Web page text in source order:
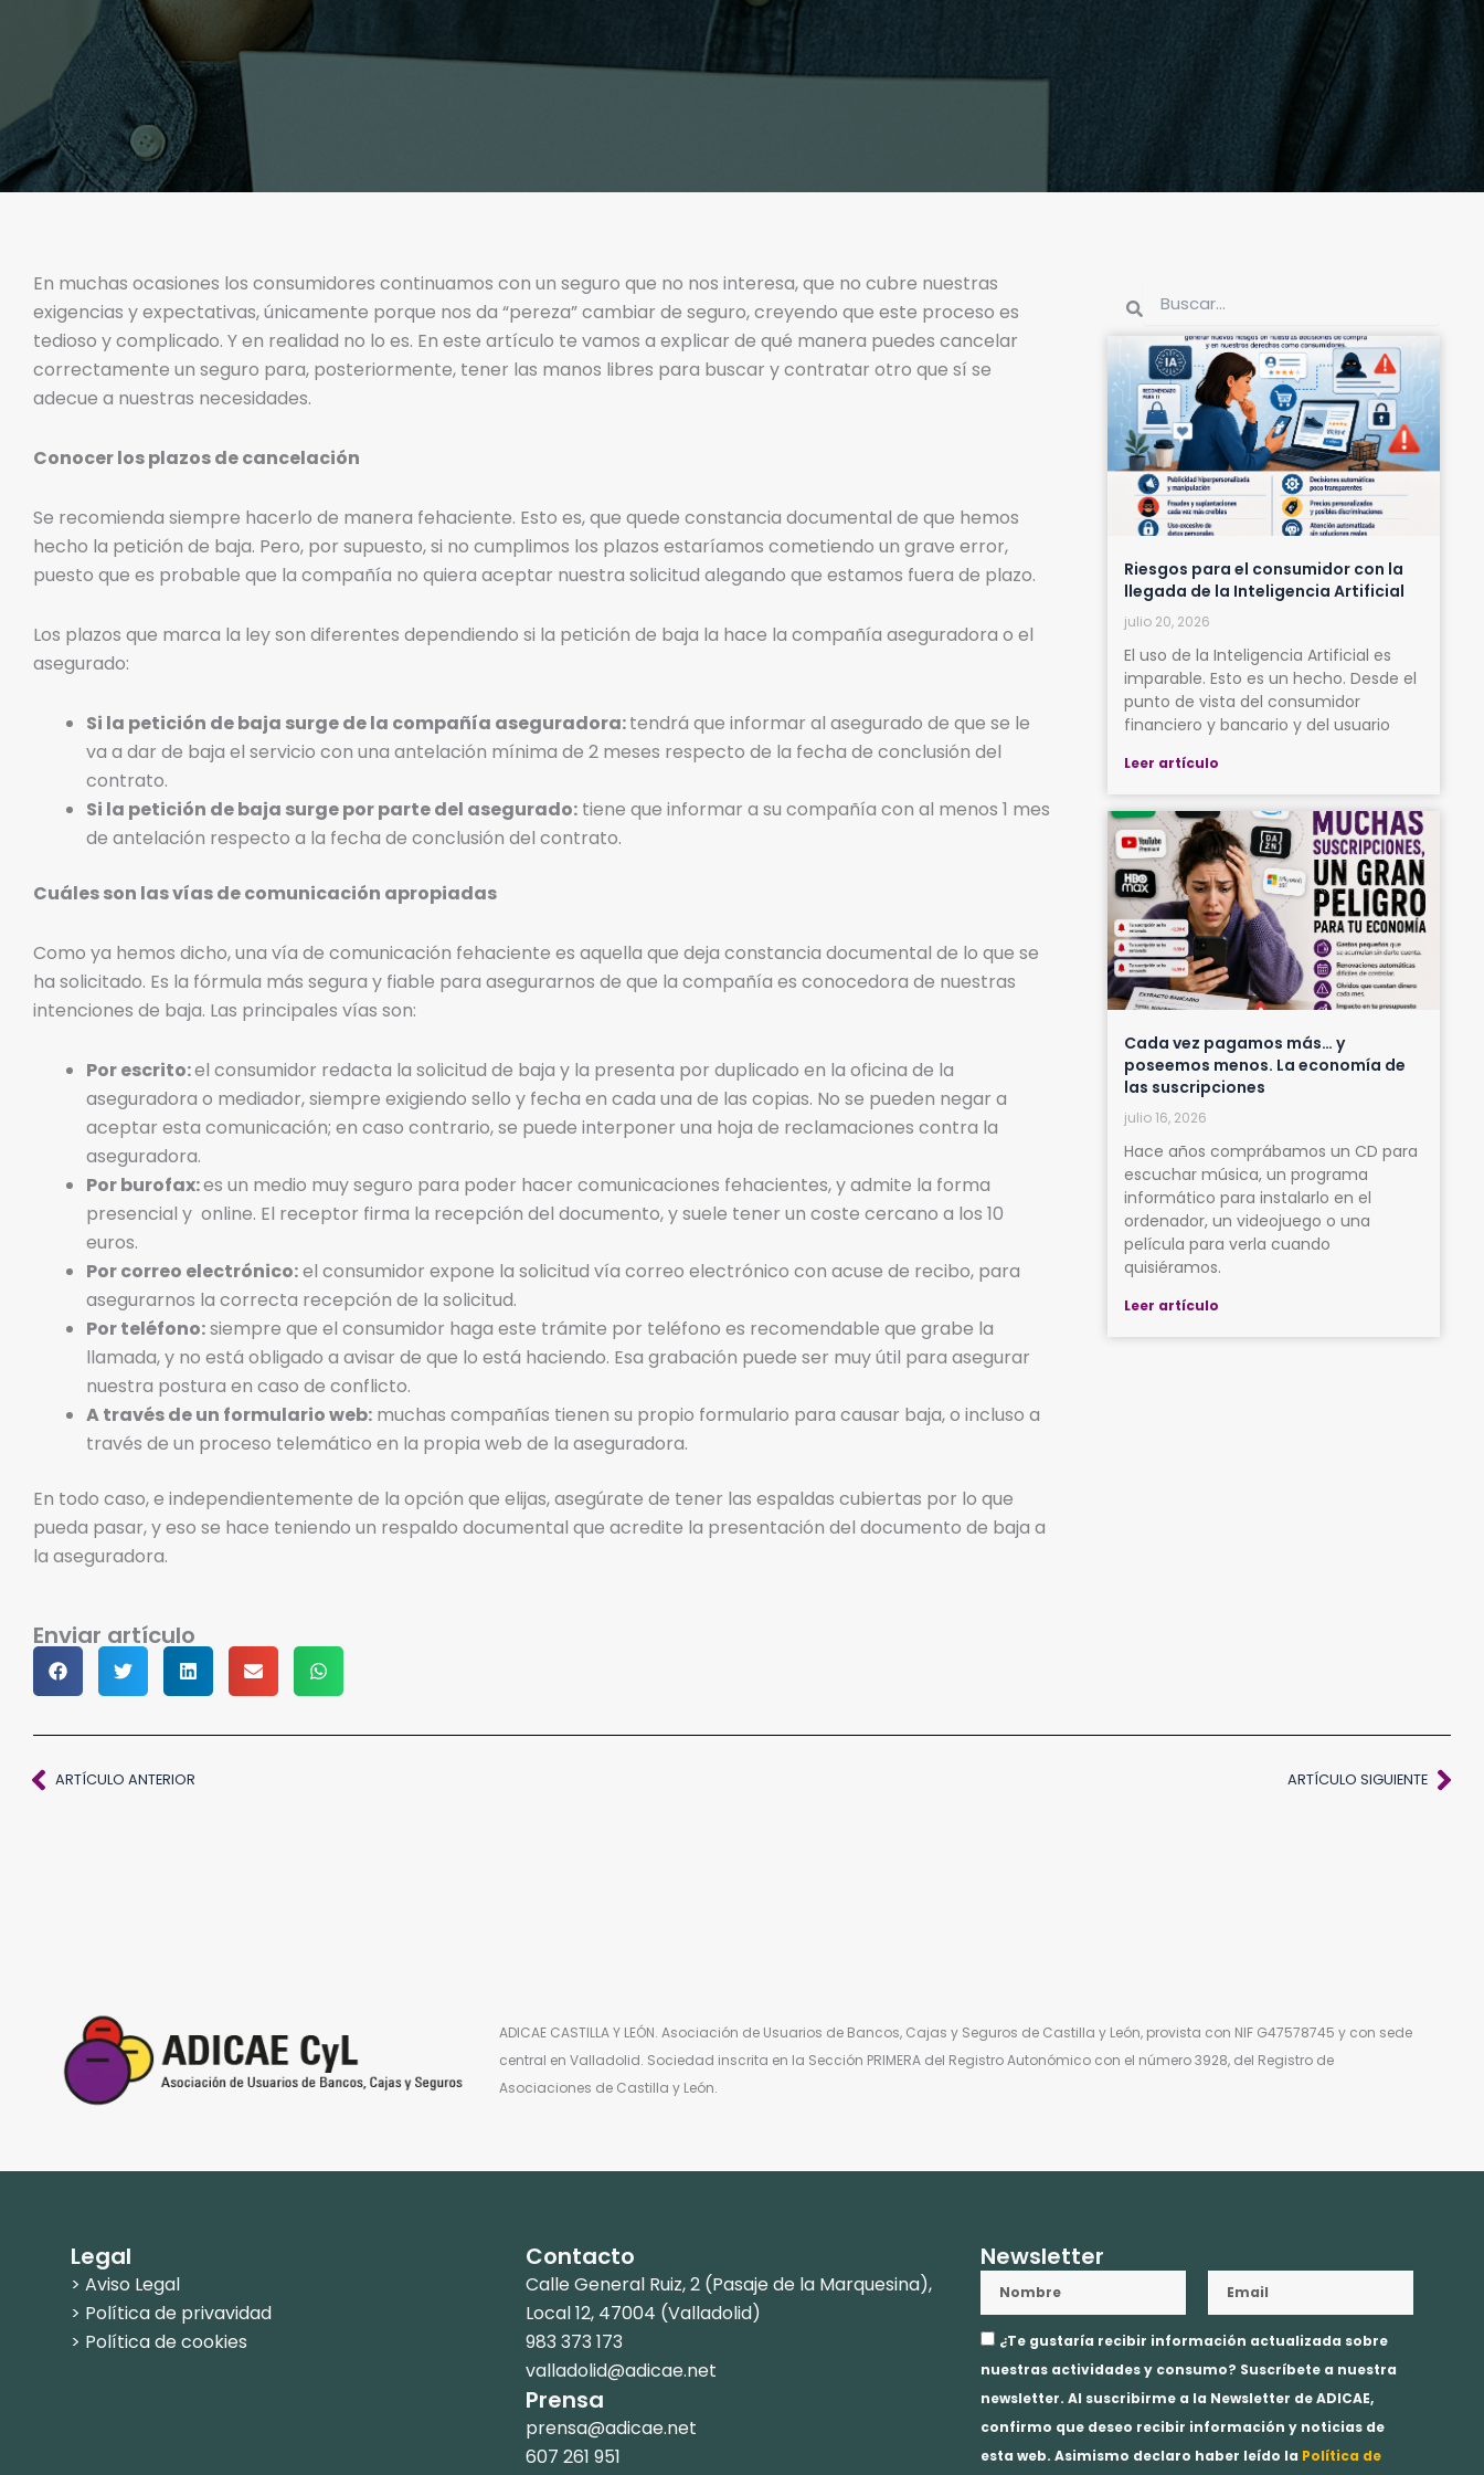
En muchas ocasiones los consumidores continuamos con un seguro que no nos interesa, que no cubre nuestras
exigencias y expectativas, únicamente porque nos da “pereza” cambiar de seguro, creyendo que este proceso es
tedioso y complicado. Y en realidad no lo es. En este artículo te vamos a explicar de qué manera puedes cancelar
correctamente un seguro para, posteriormente, tener las manos libres para buscar y contratar otro que sí se
adecue a nuestras necesidades.
Conocer los plazos de cancelación
Se recomienda siempre hacerlo de manera fehaciente. Esto es, que quede constancia documental de que hemos
hecho la petición de baja. Pero, por supuesto, si no cumplimos los plazos estaríamos cometiendo un grave error,
puesto que es probable que la compañía no quiera aceptar nuestra solicitud alegando que estamos fuera de plazo.
Los plazos que marca la ley son diferentes dependiendo si la petición de baja la hace la compañía aseguradora o el
asegurado:
Si la petición de baja surge de la compañía aseguradora:tendrá que informar al asegurado de que se le
va a dar de baja el servicio con una antelación mínima de 2 meses respecto de la fecha de conclusión del
contrato.
Si la petición de baja surge por parte del asegurado: tiene que informar a su compañía con al menos 1 mes
de antelación respecto a la fecha de conclusión del contrato.
Cuáles son las vías de comunicación apropiadas
Como ya hemos dicho, una vía de comunicación fehaciente es aquella que deja constancia documental de lo que se
ha solicitado. Es la fórmula más segura y fiable para asegurarnos de que la compañía es conocedora de nuestras
intenciones de baja. Las principales vías son:
Por escrito:el consumidor redacta la solicitud de baja y la presenta por duplicado en la oficina de la
aseguradora o mediador, siempre exigiendo sello y fecha en cada una de las copias. No se pueden negar a
aceptar esta comunicación; en caso contrario, se puede interponer una hoja de reclamaciones contra la
aseguradora.
Por burofax:es un medio muy seguro para poder hacer comunicaciones fehacientes, y admite la forma
presencial y online. El receptor firma la recepción del documento, y suele tener un coste cercano a los 10
euros.
Por correo electrónico:el consumidor expone la solicitud vía correo electrónico con acuse de recibo, para
asegurarnos la correcta recepción de la solicitud.
Por teléfono:siempre que el consumidor haga este trámite por teléfono es recomendable que grabe la
llamada, y no está obligado a avisar de que lo está haciendo. Esa grabación puede ser muy útil para asegurar
nuestra postura en caso de conflicto.
A través de un formulario web: muchas compañías tienen su propio formulario para causar baja, o incluso a
través de un proceso telemático en la propia web de la aseguradora.
En todo caso, e independientemente de la opción que elijas, asegúrate de tener las espaldas cubiertas por lo que
pueda pasar, y eso se hace teniendo un respaldo documental que acredite la presentación del documento de baja a
la aseguradora.
Buscar
Riesgos para el consumidor con la
llegada de la Inteligencia Artificial
julio 20, 2026
El uso de la Inteligencia Artificial es
imparable. Esto es un hecho. Desde el
punto de vista del consumidor
financiero y bancario y del usuario
Leer artículo
Cada vez pagamos más… y
poseemos menos. La economía de
las suscripciones
julio 16, 2026
Hace años comprábamos un CD para
escuchar música, un programa
informático para instalarlo en el
ordenador, un videojuego o una
película para verla cuando
quisiéramos.
Leer artículo
Enviar artículo
AntARTÍCULO ANTERIOR ARTÍCULO SIGUIENTE
ADICAE CASTILLA Y LEÓN. Asociación de Usuarios de Bancos, Cajas y Seguros de Castilla y León, provista con NIF G47578745 y con sede
central en Valladolid. Sociedad inscrita en la Sección PRIMERA del Registro Autonómico con el número 3928, del Registro de
Asociaciones de Castilla y León.
Legal
> Aviso Legal
> Política de privavidad
> Política de cookies
Contacto
Calle General Ruiz, 2 (Pasaje de la Marquesina),
Local 12, 47004 (Valladolid)
983 373 173
valladolid@adicae.net
Prensa
prensa@adicae.net
607 261 951
Newsletter
Aceptación
¿Te gustaría recibir información actualizada sobre
nuestras actividades y consumo? Suscríbete a nuestra
newsletter. Al suscribirme a la Newsletter de ADICAE,
confirmo que deseo recibir información y noticias de
esta web. Asimismo declaro haber leído la Política de